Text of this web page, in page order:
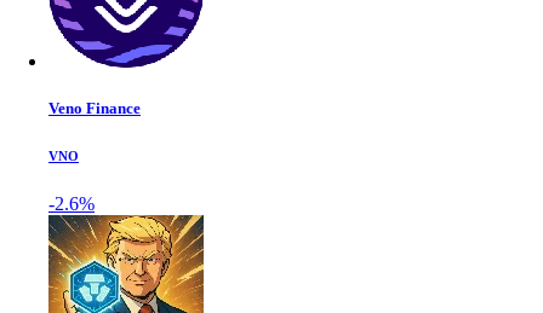
Veno Finance
VNO
-2.6%